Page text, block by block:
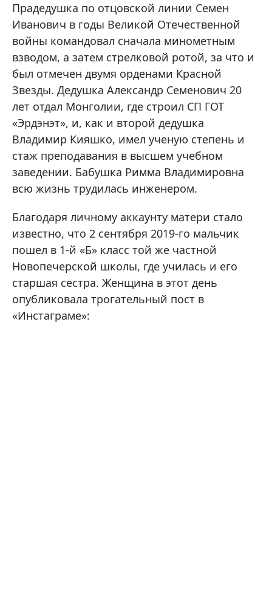
Прадедушка по отцовской линии Семен
Иванович в годы Великой Отечественной
войны командовал сначала минометным
взводом, а затем стрелковой ротой, за что и
был отмечен двумя орденами Красной
Звезды. Дедушка Александр Семенович 20
лет отдал Монголии, где строил СП ГОТ
«Эрдэнэт», и, как и второй дедушка
Владимир Кияшко, имел ученую степень и
стаж преподавания в высшем учебном
заведении. Бабушка Римма Владимировна
всю жизнь трудилась инженером.
Благодаря личному аккаунту матери стало
известно, что 2 сентября 2019-го мальчик
пошел в 1-й «Б» класс той же частной
Новопечерской школы, где училась и его
старшая сестра. Женщина в этот день
опубликовала трогательный пост в
«Инстаграме»: